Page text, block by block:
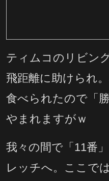
ティムコのリビン
飛距離に助けられ
食べられたので「
やまれますがｗ
我々の間で「11番
レッチへ。ここで